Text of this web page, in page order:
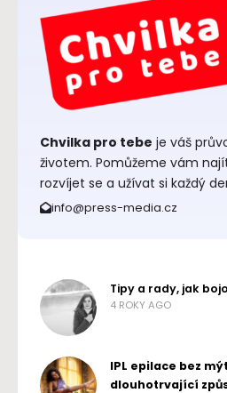
Chvilka pro tebe je váš
životem. Pomůžeme vám
rozvíjet se a užívat si každý
info@press-media.cz
Tipy a rady, jak
4 ROKY AGO
IPL epilace bez
dlouhotrvající